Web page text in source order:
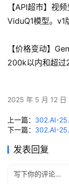
专
类
日
志
0
【API超市】视
ViduQ1模型。v1
【价格变动】
200k以内和超过
2025 年 5 月 12 日
上一篇： 302.AI-
下一篇： 302.AI-
发表回复